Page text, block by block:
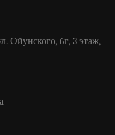
Ойунского, 6г, 3 этаж,